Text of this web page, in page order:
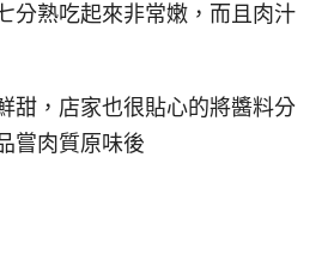
分熟吃起來非常嫩，而且肉汁
甜，店家也很貼心的將醬料分
嘗肉質原味後